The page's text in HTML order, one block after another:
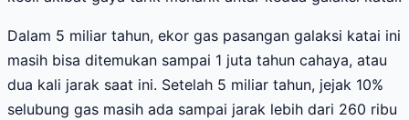
Dalam 5 miliar tahun, ekor gas pasangan galaksi katai ini
masih bisa ditemukan sampai 1 juta tahun cahaya, atau
dua kali jarak saat ini. Setelah 5 miliar tahun, jejak 10%
selubung gas masih ada sampai jarak lebih dari 260 ribu